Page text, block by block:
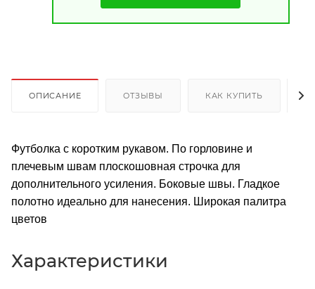
ОПИСАНИЕ ОТЗЫВЫ КАК КУПИТЬ
Футболка с коротким рукавом. По горловине и
плечевым швам плоскошовная строчка для
дополнительного усиления. Боковые швы. Гладкое
полотно идеально для нанесения. Широкая палитра
цветов
Характеристики